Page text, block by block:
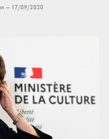
-- 17/09/2020